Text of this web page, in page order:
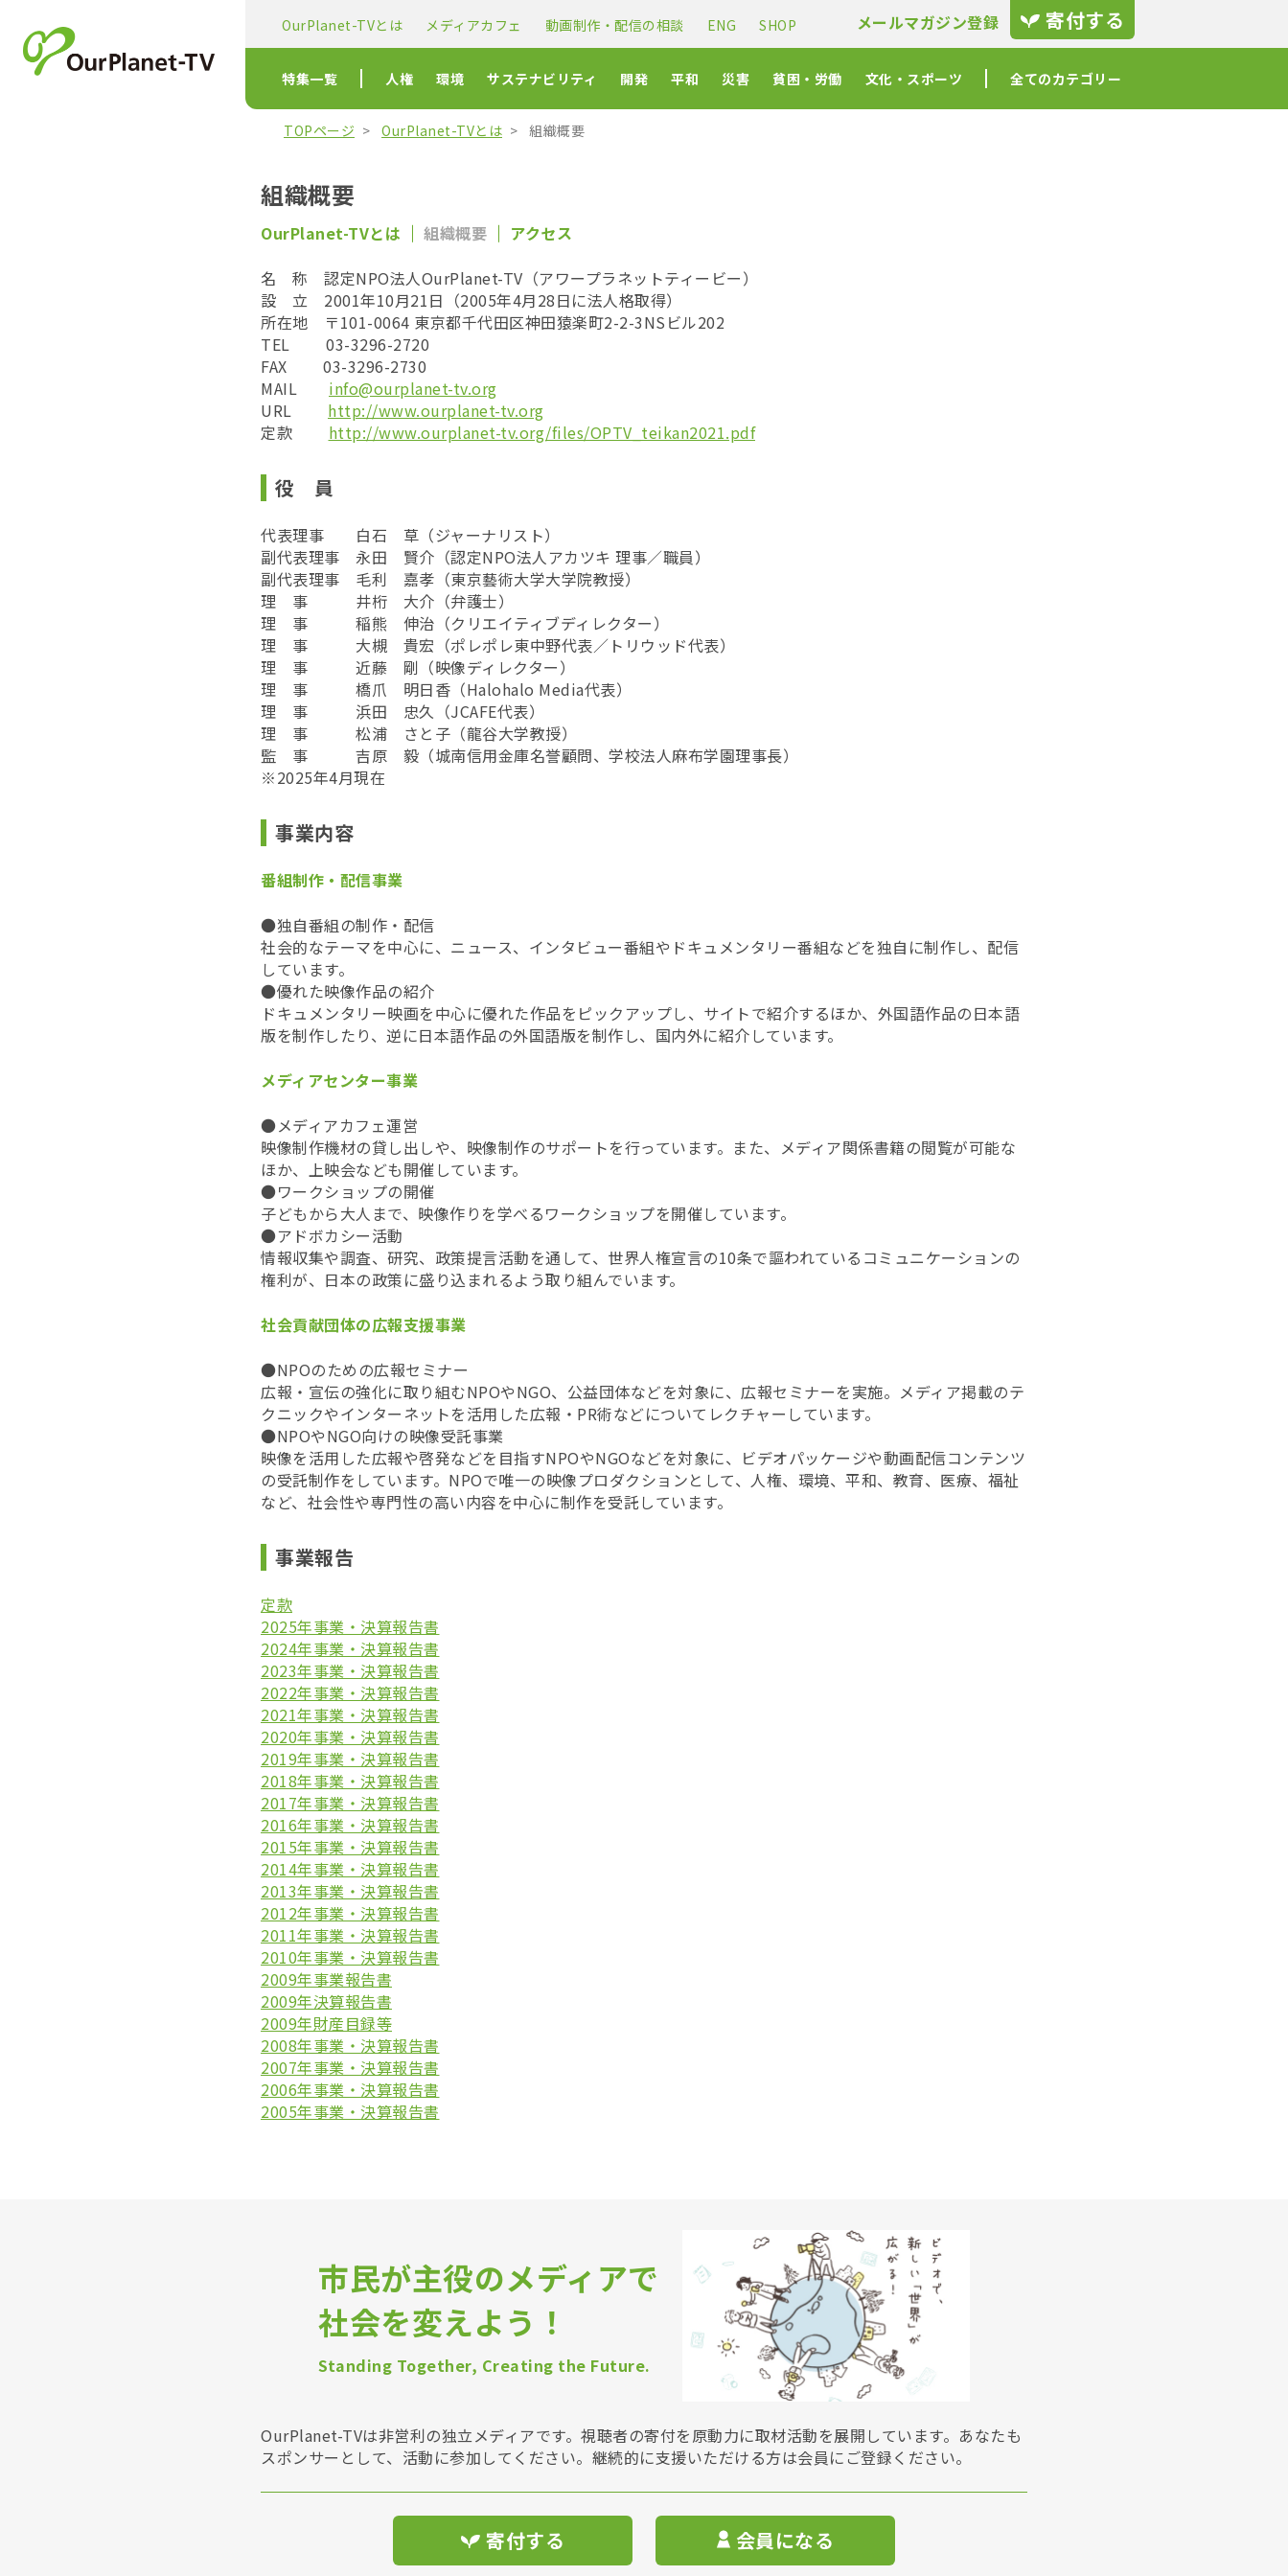
OurPlanet-TVとは メディアカフェ 動画制作・配信の相談 ENG SHOP メールマガジン登録 寄付する
特集一覧 人権 環境 サステナビリティ 開発 平和 災害 貧困・労働 文化・スポーツ 全てのカテゴリー
TOPページ OurPlanet-TVとは 組織概要
組織概要
OurPlanet-TVとは 組織概要
アクセス
名 称 認定NPO法人OurPlanet-TV（アワープラネットティービー）
設 立 2001年10月21日（2005年4月28日に法人格取得）
所在地 〒101-0064 東京都千代田区神田猿楽町2-2-3NSビル202
TEL 03-3296-2720
FAX 03-3296-2730
MAIL
info@ourplanet-tv.org
URL
http://www.ourplanet-tv.org
定款
http://www.ourplanet-tv.org/files/OPTV_teikan2021.pdf
役 員
代表理事 白石 草（ジャーナリスト）
副代表理事 永田 賢介（認定NPO法人アカツキ 理事／職員）
副代表理事 毛利 嘉孝（東京藝術大学大学院教授）
理 事 井桁 大介（弁護士）
理 事 稲熊 伸治（クリエイティブディレクター）
理 事 大槻 貴宏（ポレポレ東中野代表／トリウッド代表）
理 事 近藤 剛（映像ディレクター）
理 事 橋爪 明日香（Halohalo Media代表）
理 事 浜田 忠久（JCAFE代表）
理 事 松浦 さと子（龍谷大学教授）
監 事 吉原 毅（城南信用金庫名誉顧問、学校法人麻布学園理事長）
※2025年4月現在
事業内容
番組制作・配信事業
●独自番組の制作・配信
社会的なテーマを中心に、ニュース、インタビュー番組やドキュメンタリー番組などを独自に制作し、配信
しています。
●優れた映像作品の紹介
ドキュメンタリー映画を中心に優れた作品をピックアップし、サイトで紹介するほか、外国語作品の日本語
版を制作したり、逆に日本語作品の外国語版を制作し、国内外に紹介しています。
メディアセンター事業
●メディアカフェ運営
映像制作機材の貸し出しや、映像制作のサポートを行っています。また、メディア関係書籍の閲覧が可能な
ほか、上映会なども開催しています。
●ワークショップの開催
子どもから大人まで、映像作りを学べるワークショップを開催しています。
●アドボカシー活動
情報収集や調査、研究、政策提言活動を通して、世界人権宣言の10条で謳われているコミュニケーションの
権利が、日本の政策に盛り込まれるよう取り組んでいます。
社会貢献団体の広報支援事業
●NPOのための広報セミナー
広報・宣伝の強化に取り組むNPOやNGO、公益団体などを対象に、広報セミナーを実施。メディア掲載のテ
クニックやインターネットを活用した広報・PR術などについてレクチャーしています。
●NPOやNGO向けの映像受託事業
映像を活用した広報や啓発などを目指すNPOやNGOなどを対象に、ビデオパッケージや動画配信コンテンツ
の受託制作をしています。NPOで唯一の映像プロダクションとして、人権、環境、平和、教育、医療、福祉
など、社会性や専門性の高い内容を中心に制作を受託しています。
事業報告
定款
2025年事業・決算報告書
2024年事業・決算報告書
2023年事業・決算報告書
2022年事業・決算報告書
2021年事業・決算報告書
2020年事業・決算報告書
2019年事業・決算報告書
2018年事業・決算報告書
2017年事業・決算報告書
2016年事業・決算報告書
2015年事業・決算報告書
2014年事業・決算報告書
2013年事業・決算報告書
2012年事業・決算報告書
2011年事業・決算報告書
2010年事業・決算報告書
2009年事業報告書
2009年決算報告書
2009年財産目録等
2008年事業・決算報告書
2007年事業・決算報告書
2006年事業・決算報告書
2005年事業・決算報告書
市民が主役のメディアで
社会を変えよう！
Standing Together, Creating the Future.
OurPlanet-TVは非営利の独立メディアです。視聴者の寄付を原動力に取材活動を展開しています。あなたも
スポンサーとして、活動に参加してください。継続的に支援いただける方は会員にご登録ください。
寄付する 会員になる